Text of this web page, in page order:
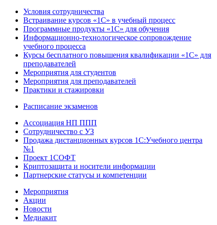
Условия сотрудничества
Встраивание курсов «1С» в учебный процесс
Программные продукты «1С» для обучения
Информационно-технологическое сопровождение
учебного процесса
Курсы бесплатного повышения квалификации «1С» для
преподавателей
Мероприятия для студентов
Мероприятия для преподавателей
Практики и стажировки
Расписание экзаменов
Ассоциация НП ППП
Сотрудничество с УЗ
Продажа дистанционных курсов 1С:Учебного центра
№1
Проект 1СОФТ
Криптозащита и носители информации
Партнерские статусы и компетенции
Мероприятия
Акции
Новости
Медиакит